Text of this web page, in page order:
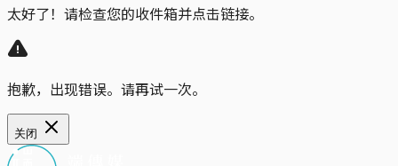
太好了！请检查您的收件箱并点击链接。
抱歉，出现错误。请再试一次。
关闭